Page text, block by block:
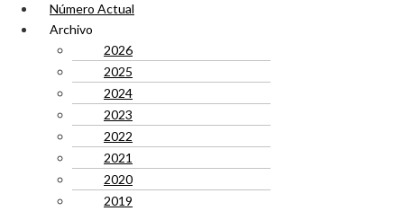
Número Actual
Archivo
2026
2025
2024
2023
2022
2021
2020
2019